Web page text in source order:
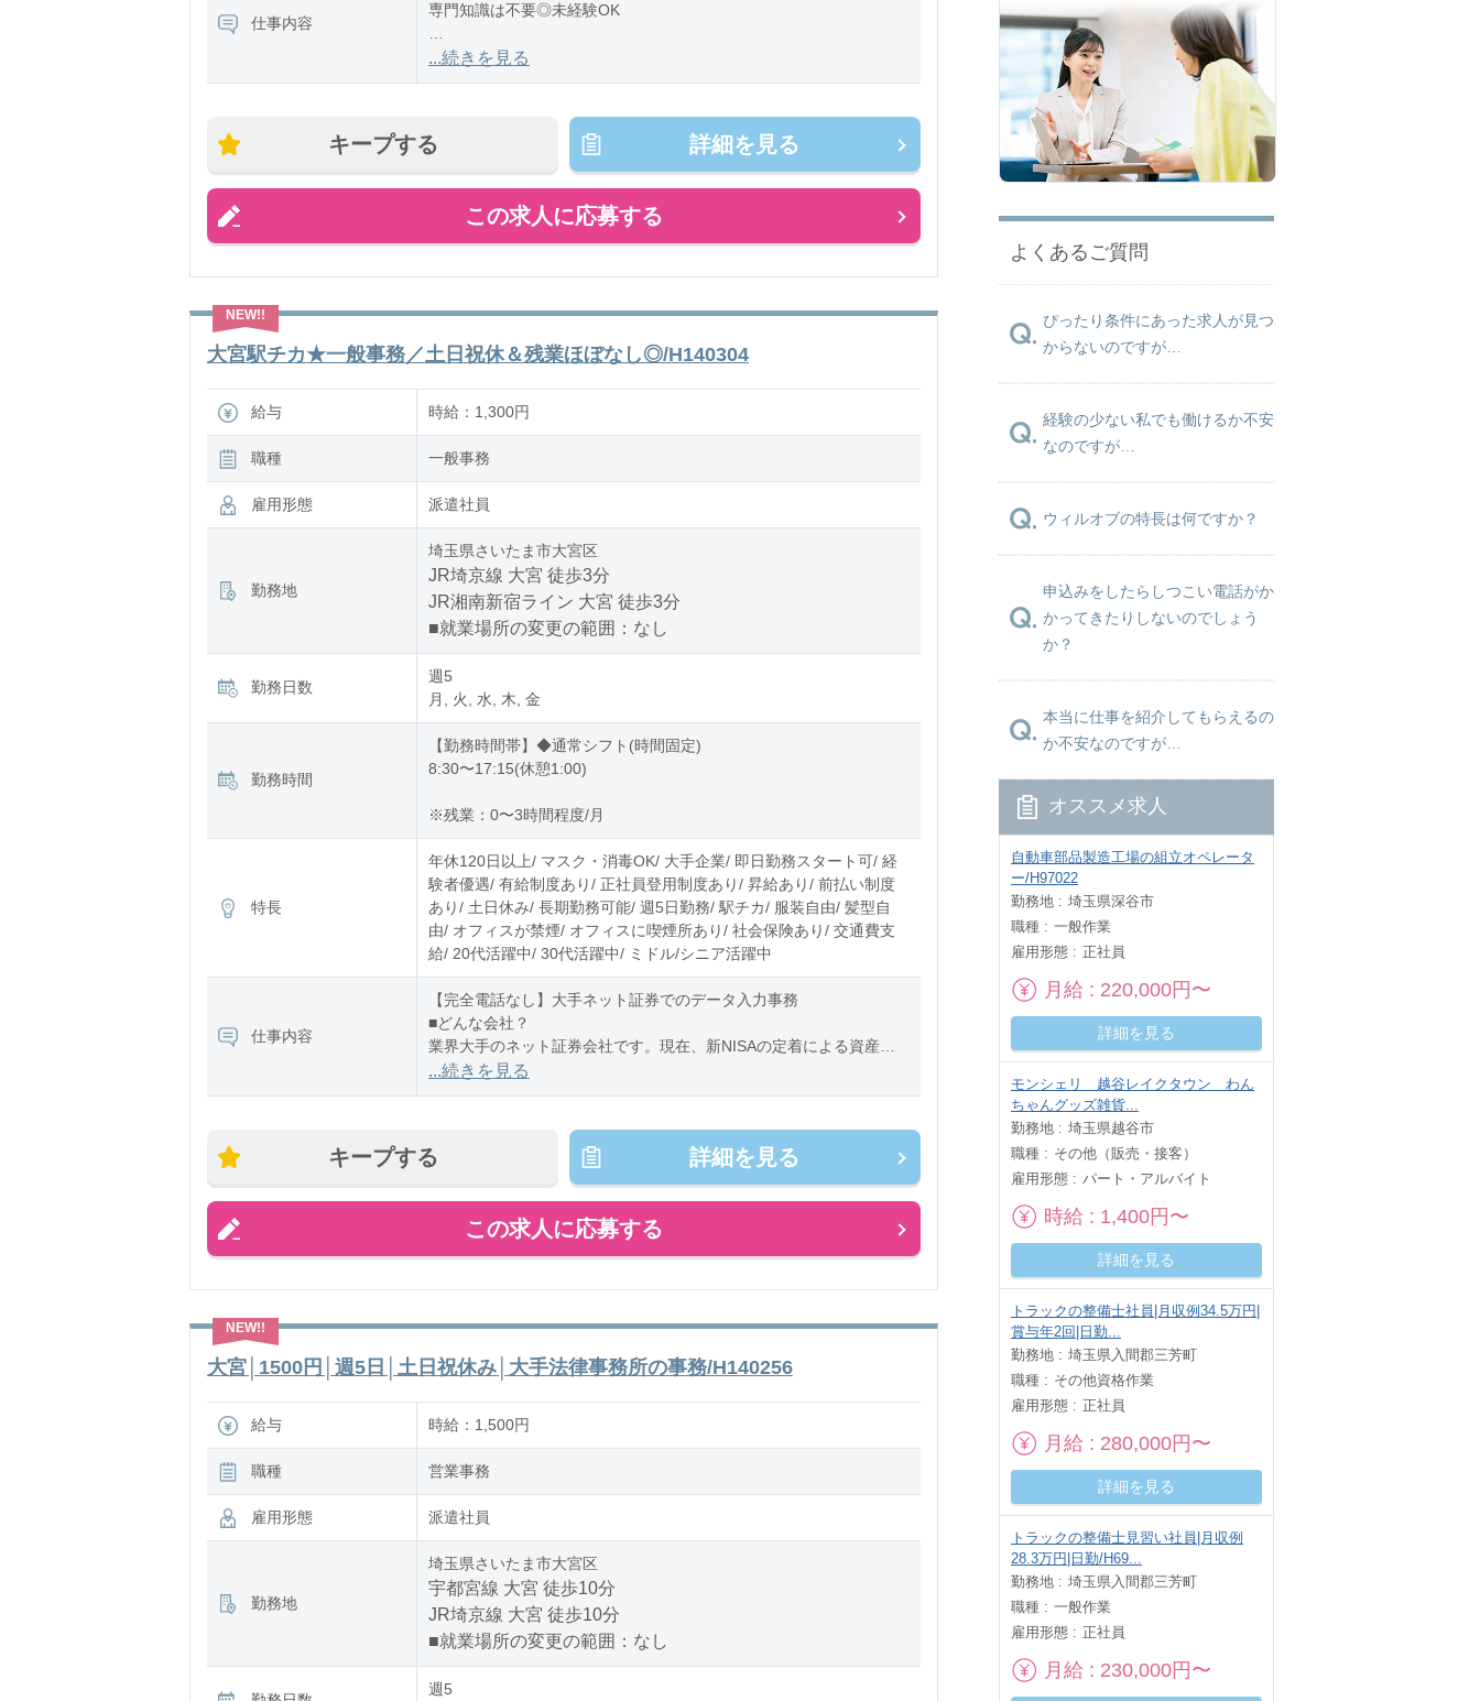
仕事内容
専門知識は不要◎未経験OK
《具体的には》
＊お掃除
＊買い物の同行
...続きを見る
キープする 詳細を見る
この求人に応募する
大宮駅チカ★一般事務／土日祝休＆残業ほぼなし◎/H140304
給与 時給：1,300円
職種 一般事務
雇用形態 派遣社員
勤務地
埼玉県さいたま市大宮区
JR埼京線 大宮 徒歩3分
JR湘南新宿ライン 大宮 徒歩3分
■就業場所の変更の範囲：なし
勤務日数
週5
月, 火, 水, 木, 金
勤務時間
【勤務時間帯】◆通常シフト(時間固定)
8:30〜17:15(休憩1:00)
※残業：0〜3時間程度/月
特長
年休120日以上/ マスク・消毒OK/ 大手企業/ 即日勤務スタート可/ 経
験者優遇/ 有給制度あり/ 正社員登用制度あり/ 昇給あり/ 前払い制度
あり/ 土日休み/ 長期勤務可能/ 週5日勤務/ 駅チカ/ 服装自由/ 髪型自
由/ オフィスが禁煙/ オフィスに喫煙所あり/ 社会保険あり/ 交通費支
給/ 20代活躍中/ 30代活躍中/ ミドル/シニア活躍中
仕事内容
【完全電話なし】大手ネット証券でのデータ入力事務
■どんな会社？
業界大手のネット証券会社です。現在、新NISAの定着による資産運
用ブームを受け、事務センターの重要性がますます高まっています。
...続きを見る
キープする 詳細を見る
この求人に応募する
大宮│1500円│週5日│土日祝休み│大手法律事務所の事務/H140256
給与 時給：1,500円
職種 営業事務
雇用形態 派遣社員
勤務地
埼玉県さいたま市大宮区
宇都宮線 大宮 徒歩10分
JR埼京線 大宮 徒歩10分
■就業場所の変更の範囲：なし
週5
よくあるご質問
ぴったり条件にあった求人が見つ
からないのですが…
経験の少ない私でも働けるか不安
なのですが…
ウィルオブの特長は何ですか？
申込みをしたらしつこい電話がか
かってきたりしないのでしょう
か？
本当に仕事を紹介してもらえるの
か不安なのですが…
オススメ求人
自動車部品製造工場の組立オペレータ
ー/H97022
勤務地
埼玉県深谷市
職種
一般作業
雇用形態
正社員
月給 220,000円〜
詳細を見る
モンシェリ 越谷レイクタウン わん
ちゃんグッズ雑貨...
勤務地
埼玉県越谷市
職種
その他（販売・接客）
雇用形態
パート・アルバイト
時給 1,400円〜
詳細を見る
トラックの整備士社員|月収例34.5万円|
賞与年2回|日勤...
勤務地
埼玉県入間郡三芳町
職種
その他資格作業
雇用形態
正社員
月給 280,000円〜
詳細を見る
トラックの整備士見習い社員|月収例
28.3万円|日勤/H69...
勤務地
埼玉県入間郡三芳町
職種
一般作業
雇用形態
正社員
月給 230,000円〜